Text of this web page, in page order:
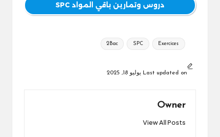
دروس وتمارين باقي المواد SPC
Tags:
2Bac SPC Exercices
Last updated on يوليو 18, 2025
Owner
View All Posts